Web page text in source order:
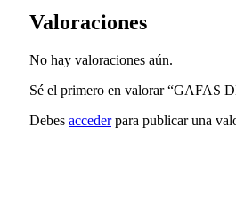
Valoraciones
No hay valoraciones aún.
Sé el primero en valorar “GAFAS
Debes accederpara publicar una